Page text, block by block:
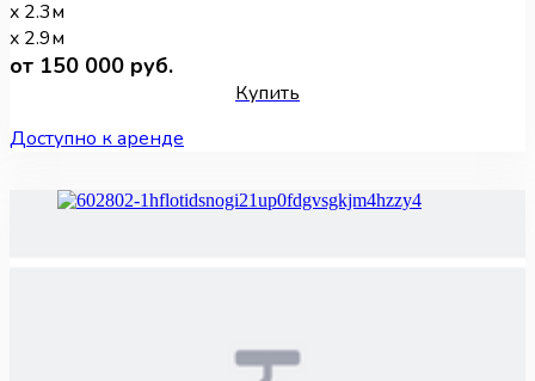
x 2.3м
x 2.9м
от 150 000 руб.
Купить
Доступно к аренде